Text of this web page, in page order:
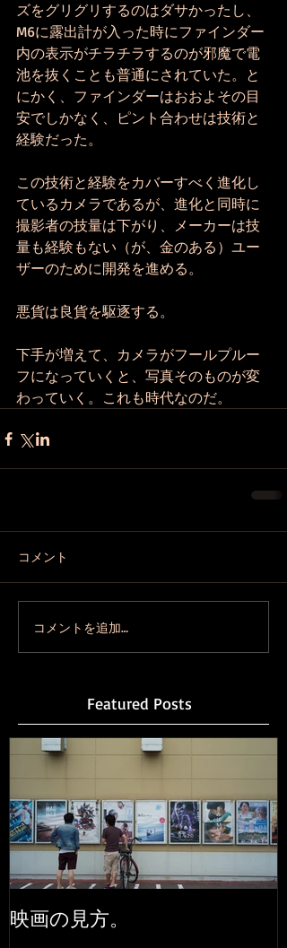
ズをグリグリするのはダサかったし、
M6に露出計が入った時にファインダー
内の表示がチラチラするのが邪魔で電
池を抜くことも普通にされていた。と
にかく、ファインダーはおおよその目
安でしかなく、ピント合わせは技術と
経験だった。
この技術と経験をカバーすべく進化し
ているカメラであるが、進化と同時に
撮影者の技量は下がり、メーカーは技
量も経験もない（が、金のある）ユー
ザーのために開発を進める。
悪貨は良貨を駆逐する。
下手が増えて、カメラがフールプルー
フになっていくと、写真そのものが変
わっていく。これも時代なのだ。
コメント
コメントを追加…
Featured Posts
映画の見方。